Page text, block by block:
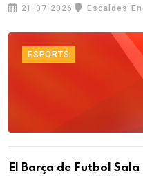
21-07-2026 Escaldes-
ESPORTS
El Barça de Futbol